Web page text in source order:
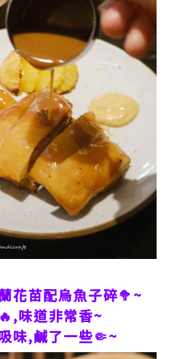
花苗配烏魚子碎🥦~
味道非常香~
味,鹹了一些🤏~